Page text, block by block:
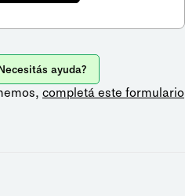
ayuda?
completá este formulario